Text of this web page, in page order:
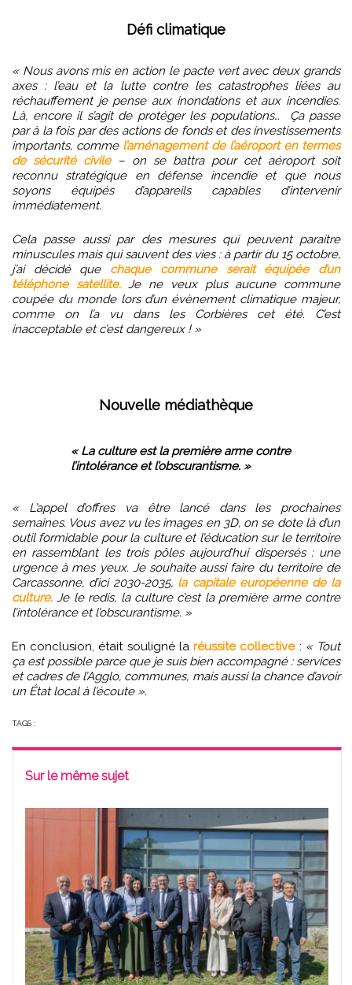
Défi climatique
« Nous avons mis en action le pacte vert avec deux grands
axes : l’eau et la lutte contre les catastrophes liées au
réchauffement je pense aux inondations et aux incendies.
Là, encore il s’agit de protéger les populations… Ça passe
par à la fois par des actions de fonds et des investissements
importants, commel’aménagement de l’aéroport en termes
de sécurité civile
– on se battra pour cet aéroport soit
reconnu stratégique en défense incendie et que nous
soyons équipés d’appareils capables d’intervenir
immédiatement.
Cela passe aussi par des mesures qui peuvent paraitre
minuscules mais qui sauvent des vies : à partir du 15 octobre,
j’ai décidé quechaque commune serait équipée d’un
téléphone satellite.Je ne veux plus aucune commune
coupée du monde lors d’un évènement climatique majeur,
comme on l’a vu dans les Corbières cet été. C’est
inacceptable et c’est dangereux ! »
Nouvelle médiathèque
« La culture est la première arme contre
l’intolérance et l’obscurantisme. »
« L’appel d’offres va être lancé dans les prochaines
semaines. Vous avez vu les images en 3D, on se dote là d’un
outil formidable pour la culture et l’éducation sur le territoire
en rassemblant les trois pôles aujourd’hui dispersés : une
urgence à mes yeux. Je souhaite aussi faire du territoire de
Carcassonne, d’ici 2030-2035, la capitale européenne de la
culture. Je le redis, la culture c’est la première arme contre
l’intolérance et l’obscurantisme. »
En conclusion, était souligné laréussite collective: « Tout
ça est possible parce que je suis bien accompagné : services
et cadres de l’Agglo, communes, mais aussi la chance d’avoir
un État local à l’écoute ».
TAGS :
Sur le même sujet